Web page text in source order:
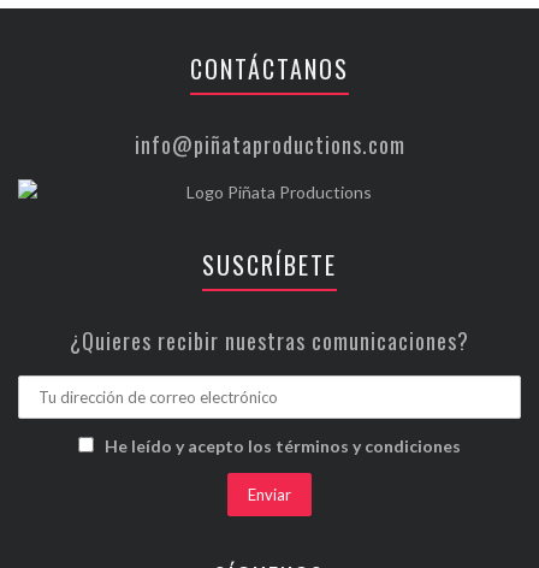
CONTÁCTANOS
info@piñataproductions.com
SUSCRÍBETE
¿Quieres recibir nuestras comunicaciones?
He leído y acepto los términos y condiciones